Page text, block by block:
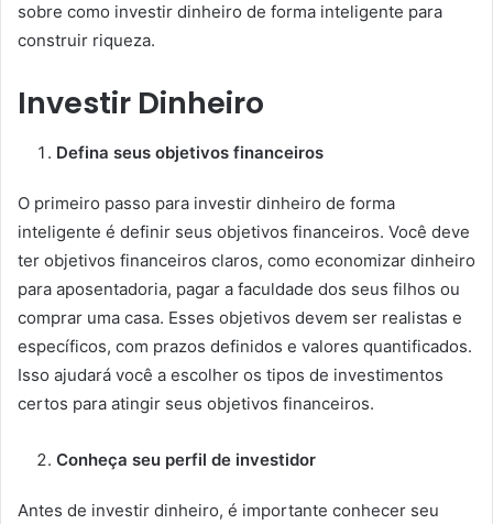
sobre como investir dinheiro de forma inteligente para
construir riqueza.
Investir Dinheiro
Defina seus objetivos financeiros
O primeiro passo para investir dinheiro de forma
inteligente é definir seus objetivos financeiros. Você deve
ter objetivos financeiros claros, como economizar dinheiro
para aposentadoria, pagar a faculdade dos seus filhos ou
comprar uma casa. Esses objetivos devem ser realistas e
específicos, com prazos definidos e valores quantificados.
Isso ajudará você a escolher os tipos de investimentos
certos para atingir seus objetivos financeiros.
Conheça seu perfil de investidor
Antes de investir dinheiro, é importante conhecer seu